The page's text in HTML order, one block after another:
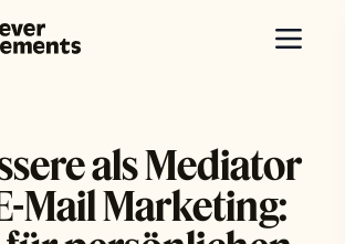
als Mediator
Mail Marketing: